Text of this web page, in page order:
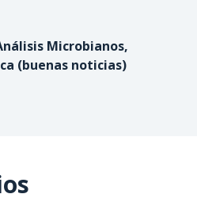
Microbianos,
(buenas noticias)